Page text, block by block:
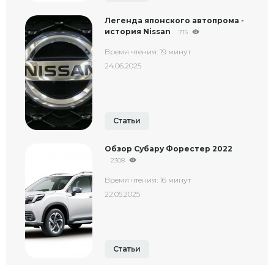
Легенда японского автопрома -
история Nissan
715
Время чтения: 19 минут
24.06.2025
Статьи
Обзор Субару Форестер 2022
2308
Время чтения: 16 минут
22.05.2025
Статьи